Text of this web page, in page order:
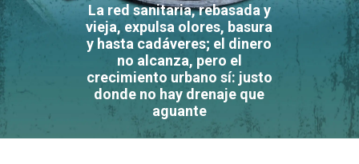
La red sanitaria, rebasada y
vieja, expulsa olores, basura
y hasta cadáveres; el dinero
no alcanza, pero el
crecimiento urbano sí: justo
donde no hay drenaje que
aguante